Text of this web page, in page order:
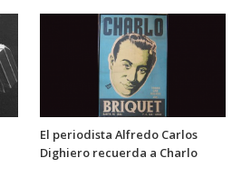
El periodista Alfredo Carlos
Dighiero recuerda a Charlo